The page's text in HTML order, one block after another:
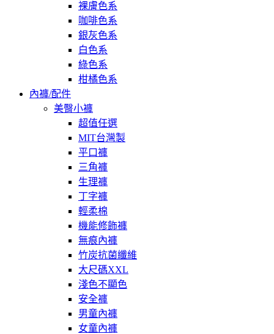
裸膚色系
咖啡色系
銀灰色系
白色系
綠色系
柑橘色系
內褲/配件
美臀小褲
超值任選
MIT台灣製
平口褲
三角褲
生理褲
丁字褲
輕柔棉
機能修飾褲
無痕內褲
竹炭抗菌纖維
大尺碼XXL
淺色不顯色
安全褲
男童內褲
女童內褲